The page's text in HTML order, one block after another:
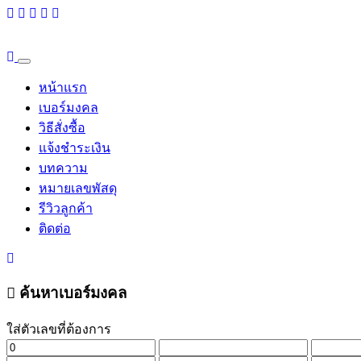
หน้าแรก
เบอร์มงคล
วิธีสั่งซื้อ
แจ้งชำระเงิน
บทความ
หมายเลขพัสดุ
รีวิวลูกค้า
ติดต่อ
ค้นหาเบอร์มงคล
ใส่ตัวเลขที่ต้องการ